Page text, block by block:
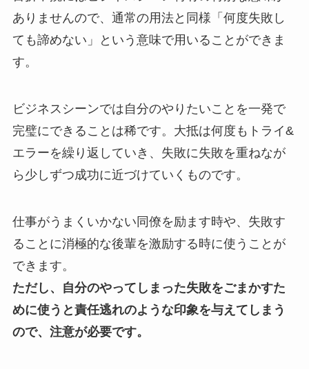
ありませんので、通常の用法と同様「何度失敗し
ても諦めない」という意味で用いることができま
す。
ビジネスシーンでは自分のやりたいことを一発で
完璧にできることは稀です。大抵は何度もトライ&
エラーを繰り返していき、失敗に失敗を重ねなが
ら少しずつ成功に近づけていくものです。
仕事がうまくいかない同僚を励ます時や、失敗す
ることに消極的な後輩を激励する時に使うことが
できます。
ただし、自分のやってしまった失敗をごまかすた
めに使うと責任逃れのような印象を与えてしまう
ので、注意が必要です。